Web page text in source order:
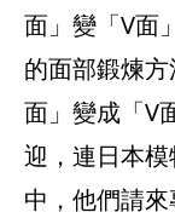
面」變「V面
的面部鍛煉
面」變成「V
迎，連日本
中，他們請